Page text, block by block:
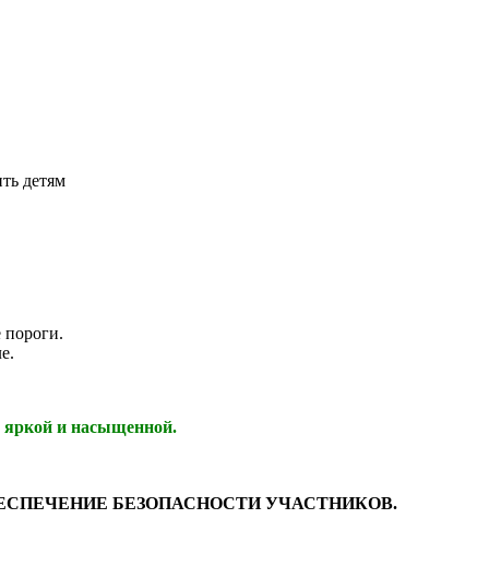
детям
пороги.
яркой и насыщенной.
БЕЗОПАСНОСТИ УЧАСТНИКОВ.